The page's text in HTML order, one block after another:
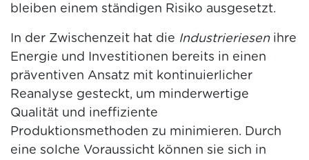
bleiben einem ständigen Risiko ausgesetzt.
In der Zwischenzeit hat die Industrieriesenihre
Energie und Investitionen bereits in einen
präventiven Ansatz mit kontinuierlicher
Reanalyse gesteckt, um minderwertige
Qualität und ineffiziente
Produktionsmethoden zu minimieren. Durch
eine solche Voraussicht können sie sich in